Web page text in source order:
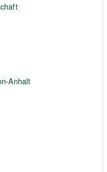
Anhalt